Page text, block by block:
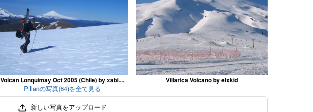
Volcan Lonquimay Oct 2005 (Chile) by xabi.... Villarica Volcano by elxkid
Pillanの写真(64)を全て見る
新しい写真をアップロード